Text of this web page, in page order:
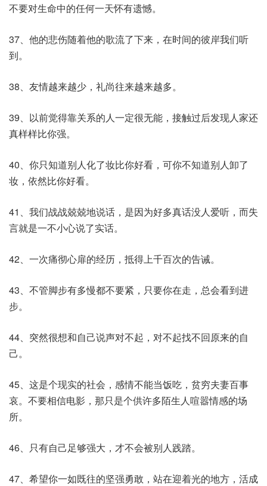
不要对生命中的任何一天怀有遗憾。
37、他的悲伤随着他的歌流了下来，在时间的彼岸我们听
到。
38、友情越来越少，礼尚往来越来越多。
39、以前觉得靠关系的人一定很无能，接触过后发现人家还
真样样比你强。
40、你只知道别人化了妆比你好看，可你不知道别人卸了
妆，依然比你好看。
41、我们战战兢兢地说话，是因为好多真话没人爱听，而失
言就是一不小心说了实话。
42、一次痛彻心扉的经历，抵得上千百次的告诫。
43、不管脚步有多慢都不要紧，只要你在走，总会看到进
步。
44、突然很想和自己说声对不起，对不起找不回原来的自
己。
45、这是个现实的社会，感情不能当饭吃，贫穷夫妻百事
哀。不要相信电影，那只是个供许多陌生人喧嚣情感的场
所。
46、只有自己足够强大，才不会被别人践踏。
47、希望你一如既往的坚强勇敢，站在迎着光的地方，活成